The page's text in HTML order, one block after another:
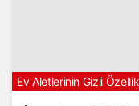
Ev Aletlerinin Gizli